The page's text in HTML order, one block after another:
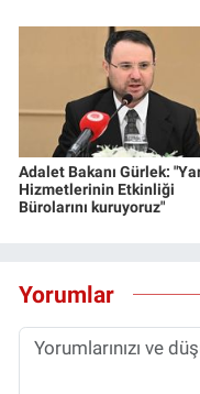
Adalet Bakanı Gürlek:
Hizmetlerinin Etkinliği
Bürolarını kuruyoruz"
Yorumlar